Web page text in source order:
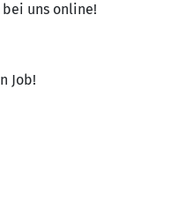
uns online!
Job!